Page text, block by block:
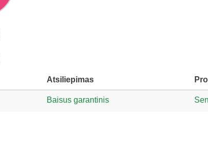
Atsiliepimas
Baisus garantinis